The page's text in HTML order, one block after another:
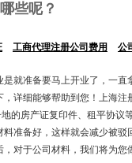
些呢？
工商代理注册公司费用 公
就准备要马上开业了，一直
详细能够帮助到您！上海注
的房产证复印件、租平协议
准备好，这样就会减少被驳
对于公司材料，我们将为您